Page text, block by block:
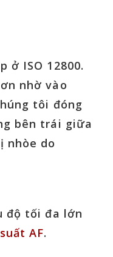
ở ISO 12800.
nhờ vào
tôi đóng
bên trái giữa
nhòe do
độ tối đa lớn
AF.